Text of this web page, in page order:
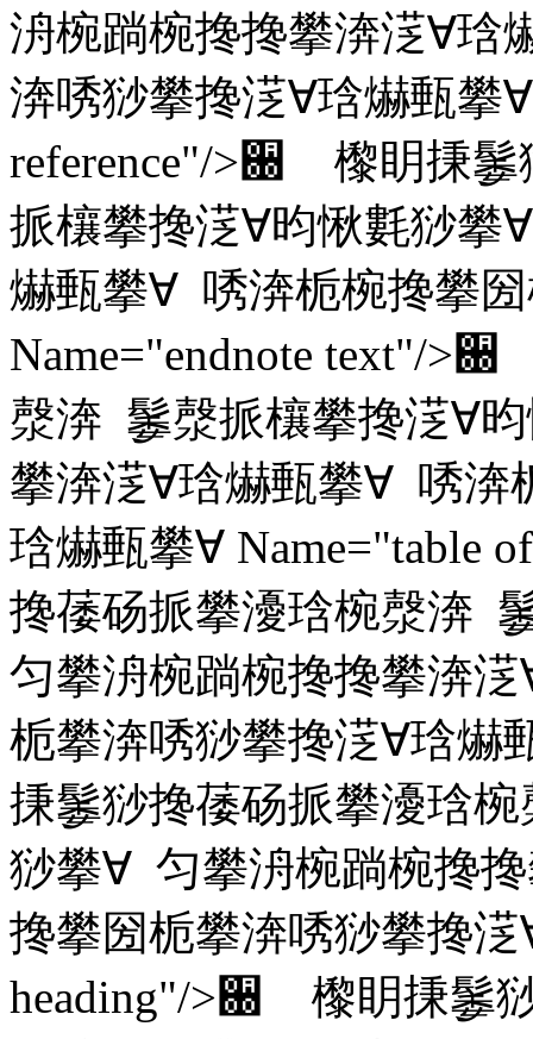
洀椀䠀椀搀搀攀渀㴀∀琀
渀唀猀攀搀㴀∀琀爀甀攀∀
reference"/>਀ 㰀眀㨀䰀
挀欀攀搀㴀∀昀愀氀猀攀
爀甀攀∀ 唀渀栀椀搀攀
Name="endnote text"/
漀渀 䰀漀挀欀攀搀㴀∀
攀渀㴀∀琀爀甀攀∀ 唀渀
琀爀甀攀∀ Name="table
搀䔀砀挀攀瀀琀椀漀渀
匀攀洀椀䠀椀搀搀攀渀
栀攀渀唀猀攀搀㴀∀琀
㨀䰀猀搀䔀砀挀攀瀀琀
猀攀∀ 匀攀洀椀䠀椀搀
搀攀圀栀攀渀唀猀攀搀
heading"/>਀ 㰀眀㨀䰀